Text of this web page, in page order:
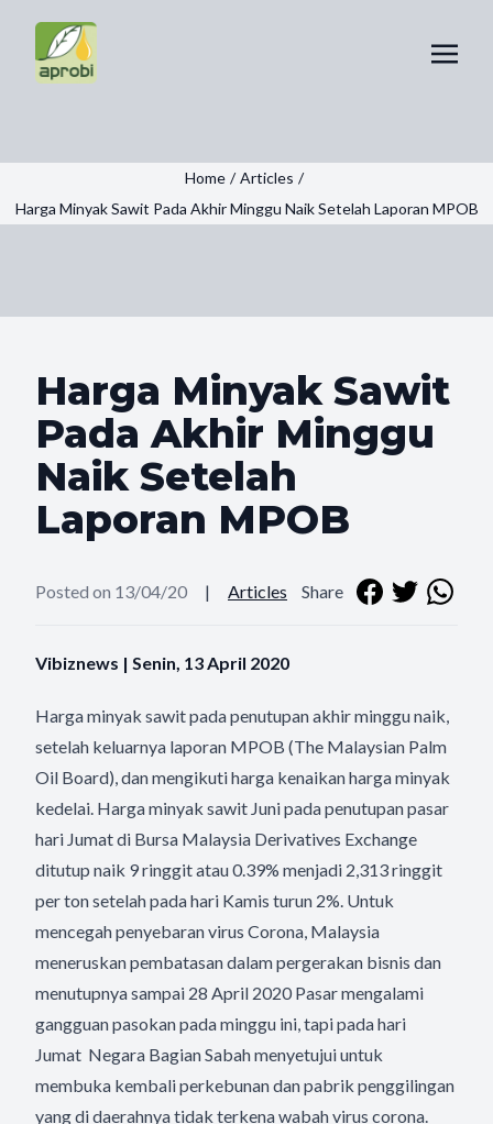
Home / Articles /
Harga Minyak Sawit Pada Akhir Minggu Naik Setelah Laporan MPOB
Harga Minyak Sawit
Pada Akhir Minggu
Naik Setelah
Laporan MPOB
Posted on 13/04/20 | Articles Share
Vibiznews | Senin, 13 April 2020
Harga minyak sawit pada penutupan akhir minggu naik,
setelah keluarnya laporan MPOB (The Malaysian Palm
Oil Board), dan mengikuti harga kenaikan harga minyak
kedelai. Harga minyak sawit Juni pada penutupan pasar
hari Jumat di Bursa Malaysia Derivatives Exchange
ditutup naik 9 ringgit atau 0.39% menjadi 2,313 ringgit
per ton setelah pada hari Kamis turun 2%. Untuk
mencegah penyebaran virus Corona, Malaysia
meneruskan pembatasan dalam pergerakan bisnis dan
menutupnya sampai 28 April 2020 Pasar mengalami
gangguan pasokan pada minggu ini, tapi pada hari
Jumat Negara Bagian Sabah menyetujui untuk
membuka kembali perkebunan dan pabrik penggilingan
yang di daerahnya tidak terkena wabah virus corona.